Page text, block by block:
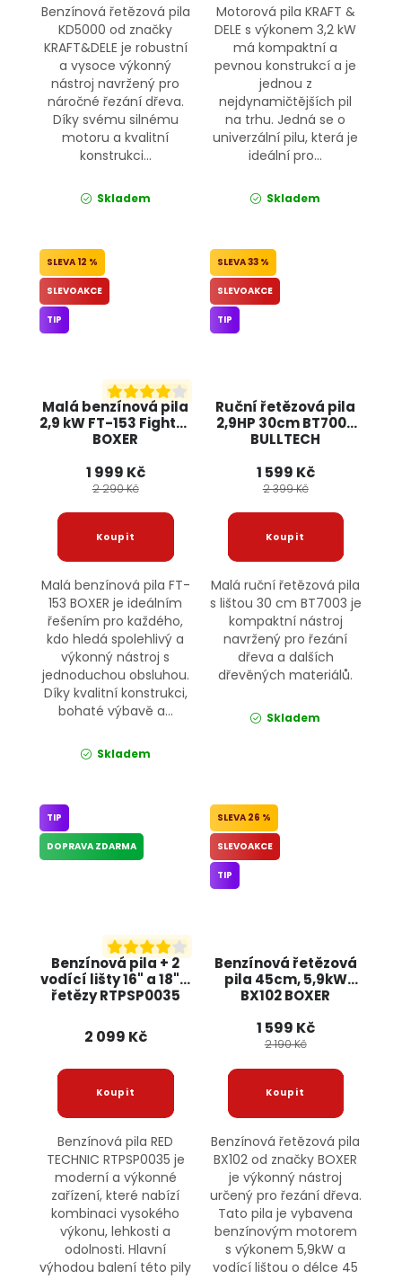
Benzínová řetězová pila
KD5000 od značky
KRAFT&DELE je robustní
a vysoce výkonný
nástroj navržený pro
náročné řezání dřeva.
Díky svému silnému
motoru a kvalitní
konstrukci...
Skladem
Motorová pila KRAFT &
DELE s výkonem 3,2 kW
má kompaktní a
pevnou konstrukcí a je
jednou z
nejdynamičtějších pil
na trhu. Jedná se o
univerzální pilu, která je
ideální pro...
Skladem
Malá benzínová pila
2,9 kW FT-153 Fighter
BOXER
12 %
SLEVOAKCE
TIP
1 999 Kč
2 290 Kč
Malá benzínová pila FT-
153 BOXER je ideálním
řešením pro každého,
kdo hledá spolehlivý a
výkonný nástroj s
jednoduchou obsluhou.
Díky kvalitní konstrukci,
bohaté výbavě a...
Skladem
Ruční řetězová pila
2,9HP 30cm BT7003
BULLTECH
33 %
SLEVOAKCE
TIP
1 599 Kč
2 399 Kč
Malá ruční řetězová pila
s lištou 30 cm BT7003 je
kompaktní nástroj
navržený pro řezání
dřeva a dalších
dřevěných materiálů.
Skladem
Benzínová pila + 2
vodící lišty 16" a 18" +
řetězy RTPSP0035
TIP
DOPRAVA ZDARMA
2 099 Kč
Benzínová pila RED
TECHNIC RTPSP0035 je
moderní a výkonné
zařízení, které nabízí
kombinaci vysokého
výkonu, lehkosti a
odolnosti. Hlavní
výhodou balení této pily
Benzínová řetězová
pila 45cm, 5,9kW
BX102 BOXER
26 %
SLEVOAKCE
TIP
1 599 Kč
2 190 Kč
Benzínová řetězová pila
BX102 od značky BOXER
je výkonný nástroj
určený pro řezání dřeva.
Tato pila je vybavena
benzínovým motorem
s výkonem 5,9kW a
vodící lištou o délce 45